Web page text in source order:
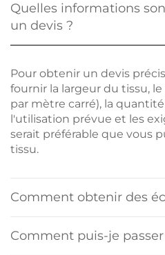
Quelles informations
un devis ?
Pour obtenir un devis
fournir la largeur du tissu,
par mètre carré), la
l'utilisation prévue et les
serait préférable que vous
tissu.
Comment obtenir des
Comment puis-je